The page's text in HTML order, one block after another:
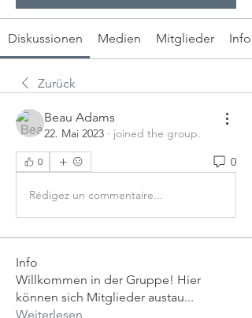
Diskussionen Medien Mitglieder Info
Zurück
Beau Adams
22. Mai 2023 · joined the group.
0 0
Rédigez un commentaire...
Info
Willkommen in der Gruppe! Hier
können sich Mitglieder austau...
Weiterlesen